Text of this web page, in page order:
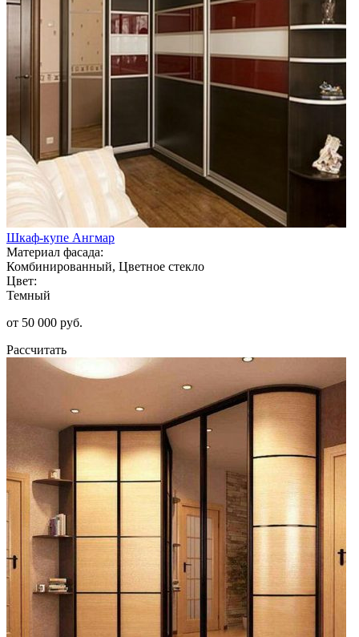
Шкаф-купе Ангмар
Материал фасада:
Комбинированный, Цветное стекло
Цвет:
Темный
от 50 000 руб.
Рассчитать